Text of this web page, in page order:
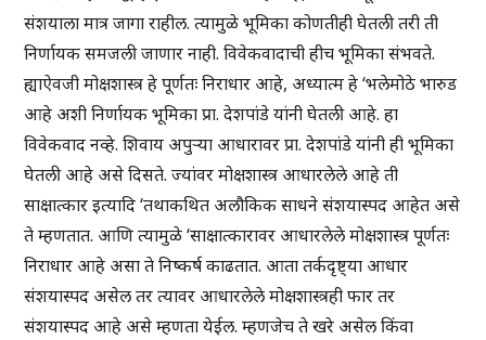
संशयाला मात्र जागा राहील. त्यामुळे भूमिका कोणतीही घेतली तरी ती
निर्णायक समजली जाणार नाही. विवेकवादाची हीच भूमिका संभवते.
ह्याऐवजी मोक्षशास्त्र हे पूर्णतः निराधार आहे, अध्यात्म हे ‘भलेमोठे भारुड
आहे अशी निर्णायक भूमिका प्रा. देशपांडे यांनी घेतली आहे. हा
विवेकवाद नव्हे. शिवाय अपुऱ्या आधारावर प्रा. देशपांडे यांनी ही भूमिका
घेतली आहे असे दिसते. ज्यांवर मोक्षशास्त्र आधारलेले आहे ती
साक्षात्कार इत्यादि ‘तथाकथित अलौकिक साधने संशयास्पद आहेत असे
ते म्हणतात. आणि त्यामुळे ‘साक्षात्कारावर आधारलेले मोक्षशास्त्र पूर्णतः
निराधार आहे असा ते निष्कर्ष काढतात. आता तर्कदृष्ट्या आधार
संशयास्पद असेल तर त्यावर आधारलेले मोक्षशास्त्रही फार तर
संशयास्पद आहे असे म्हणता येईल. म्हणजेच ते खरे असेल किंवा